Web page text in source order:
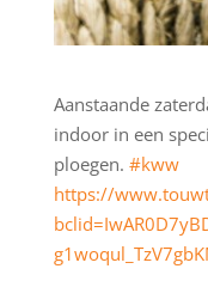
Aanstaande
indoor in een
ploegen. #kww
https://
bclid=IwAR0D7yB
g1woqul_TzV7gbK